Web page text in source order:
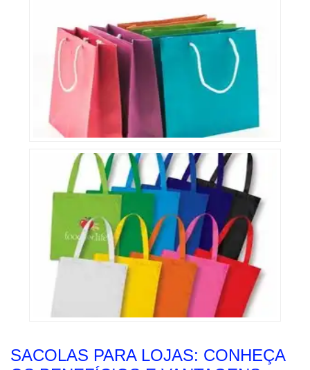
SACOLAS PARA LOJAS: CONHEÇA